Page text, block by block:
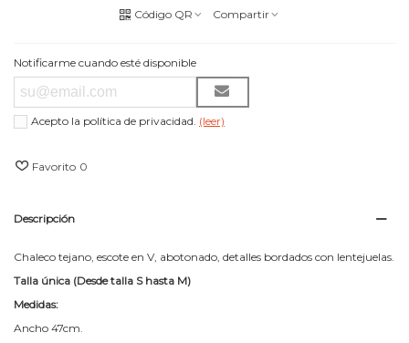
Código QR Compartir
Notificarme cuando esté disponible
Acepto la política de privacidad. (leer)
Favorito 0
Descripción
Chaleco tejano, escote en V, abotonado, detalles bordados con lentejuelas.
Talla única (Desde talla S hasta M)
Medidas:
Ancho 47cm.